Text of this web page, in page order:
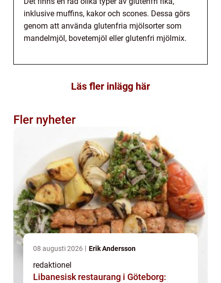
inklusive muffins, kakor och scones. Dessa görs
genom att använda glutenfria mjölsorter som
mandelmjöl, bovetemjöl eller glutenfri mjölmix.
Läs fler inlägg här
Fler nyheter
08 augusti 2026 Erik Andersson
redaktionel
Libanesisk restaurang i Göteborg: